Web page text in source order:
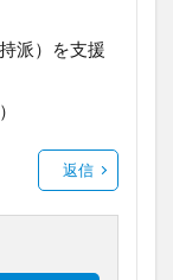
派）を支援
返信